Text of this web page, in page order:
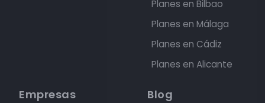
Planes en Bilbao
Planes en Málaga
Planes en Cádiz
Planes en Alicante
Empresas Blog